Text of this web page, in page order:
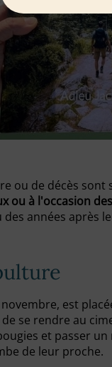
ou de décès
ou à l'occasion
années après
est
se rendre au
et passer
de leur proche.